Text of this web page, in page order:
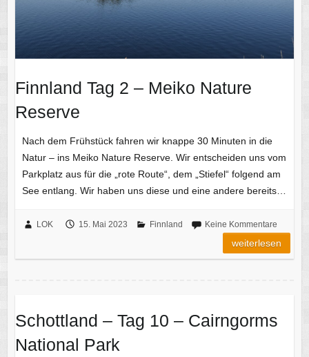
Finnland Tag 2 – Meiko Nature
Reserve
Nach dem Frühstück fahren wir knappe 30 Minuten in die
Natur – ins Meiko Nature Reserve. Wir entscheiden uns vom
Parkplatz aus für die „rote Route“, dem „Stiefel“ folgend am
See entlang. Wir haben uns diese und eine andere bereits…
LOK 15. Mai 2023 Finnland Keine Kommentare
weiterlesen
Schottland – Tag 10 – Cairngorms
National Park